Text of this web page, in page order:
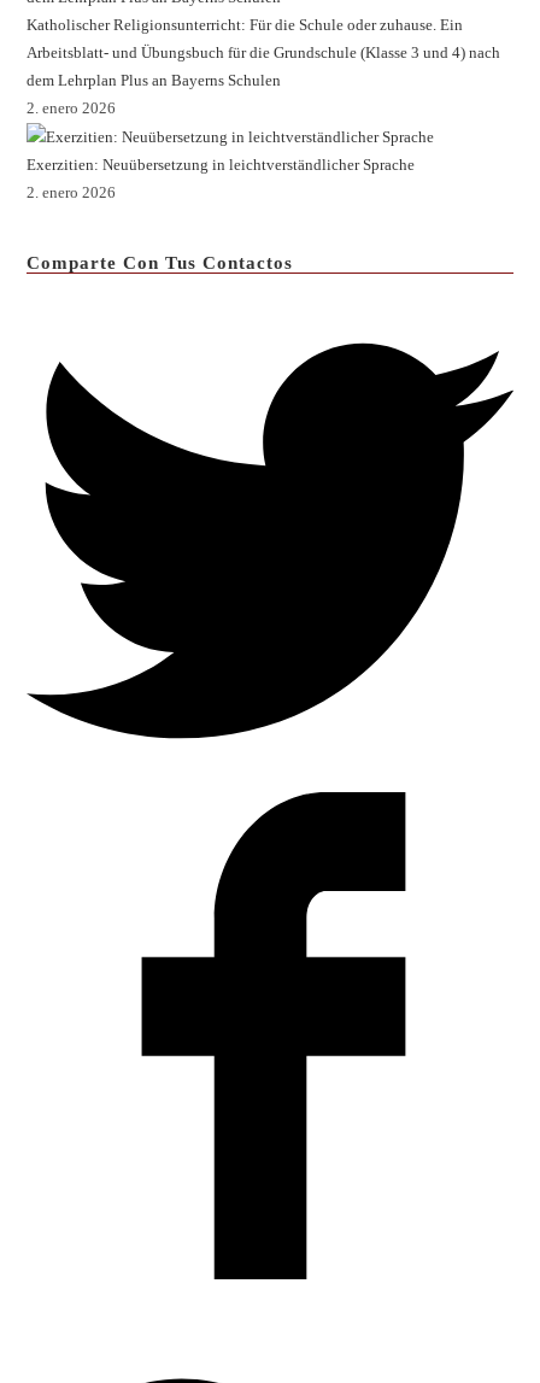
Katholischer Religionsunterricht: Für die Schule oder zuhause. Ein
Arbeitsblatt- und Übungsbuch für die Grundschule (Klasse 3 und 4) nach
dem Lehrplan Plus an Bayerns Schulen
2. enero 2026
Exerzitien: Neuübersetzung in leichtverständlicher Sprache
2. enero 2026
Comparte Con Tus Contactos